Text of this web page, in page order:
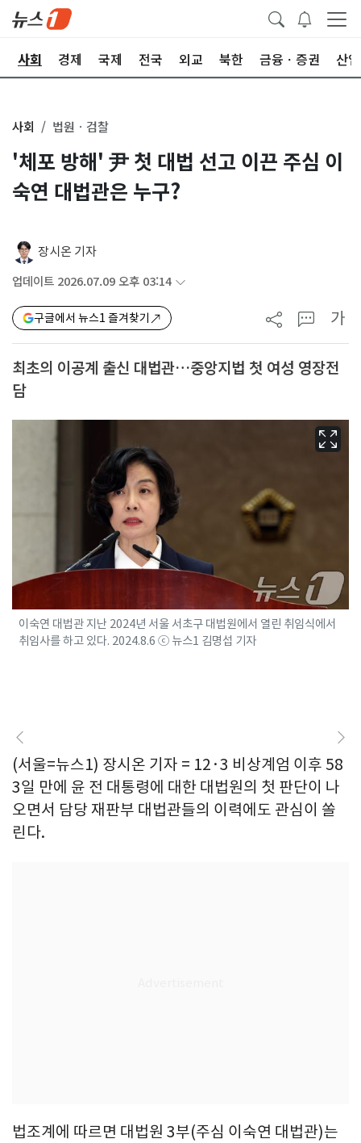
사회 경제 국제 전국 외교 북한 금융ㆍ증권 산업
사회 법원ㆍ검찰
'체포 방해' 尹 첫 대법 선고 이끈 주심 이
숙연 대법관은 누구?
장시온 기자
업데이트 2026.07.09 오후 03:14
구글에서 뉴스1 즐겨찾기 가
최초의 이공계 출신 대법관…중앙지법 첫 여성 영장전
담
이숙연 대법관 지난 2024년 서울 서초구 대법원에서 열린 취임식에서
취임사를 하고 있다. 2024.8.6 ⓒ 뉴스1 김명섭 기자
(서울=뉴스1) 장시온 기자 = 12·3 비상계엄 이후 58
3일 만에 윤 전 대통령에 대한 대법원의 첫 판단이 나
오면서 담당 재판부 대법관들의 이력에도 관심이 쏠
린다.
법조계에 따르면 대법원 3부(주심 이숙연 대법관)는